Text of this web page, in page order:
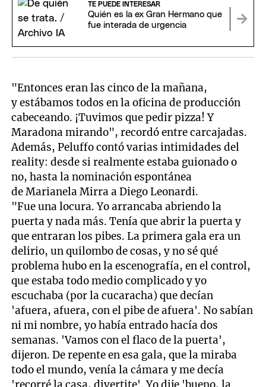
TE PUEDE INTERESAR
Quién es la ex Gran Hermano que
fue interada de urgencia
"Entonces eran las cinco de la mañana,
y estábamos todos en la oficina de producción
cabeceando. ¡Tuvimos que pedir pizza! Y
Maradona mirando", recordó entre carcajadas.
Además, Peluffo contó varias intimidades del
reality: desde si realmente estaba guionado o
no, hasta la nominación espontánea
de Marianela Mirra a Diego Leonardi.
"Fue una locura. Yo arrancaba abriendo la
puerta y nada más. Tenía que abrir la puerta y
que entraran los pibes. La primera gala era un
delirio, un quilombo de cosas, y no sé qué
problema hubo en la escenografía, en el control,
que estaba todo medio complicado y yo
escuchaba (por la cucaracha) que decían
'afuera, afuera, con el pibe de afuera'. No sabían
ni mi nombre, yo había entrado hacía dos
semanas. 'Vamos con el flaco de la puerta',
dijeron. De repente en esa gala, que la miraba
todo el mundo, venía la cámara y me decía